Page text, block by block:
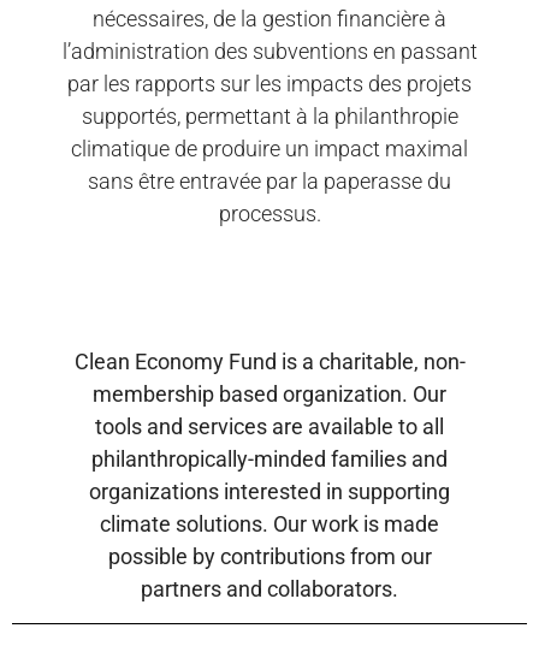
nécessaires, de la gestion financière à
l’administration des subventions en passant
par les rapports sur les impacts des projets
supportés, permettant à la philanthropie
climatique de produire un impact maximal
sans être entravée par la paperasse du
processus.
Clean Economy Fund is a charitable, non-
membership based organization. Our
tools and services are available to all
philanthropically-minded families and
organizations interested in supporting
climate solutions. Our work is made
possible by contributions from our
partners and collaborators.